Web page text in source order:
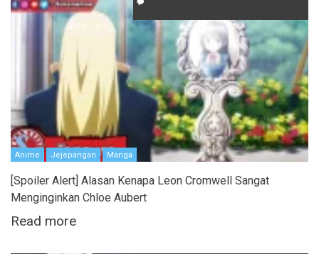
Anime Jejepangan Manga
[Spoiler Alert] Alasan Kenapa Leon Cromwell Sangat
Menginginkan Chloe Aubert
Read more